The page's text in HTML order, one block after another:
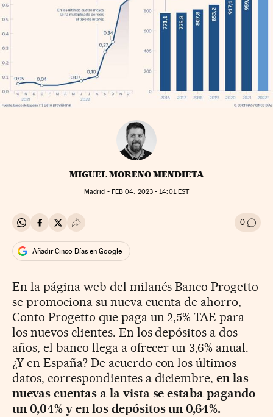
MIGUEL MORENO MENDIETA
Madrid - FEB 04, 2023 - 14:01EST
Compartir en Whatsapp
Compartir en Facebook
Compartir en Twitter
Desplegar Redes Sociales 0 Ir a
Añadir Cinco Días en Google
En la página web del milanés Banco Progetto
se promociona su nueva cuenta de ahorro,
Conto Progetto que paga un 2,5% TAE para
los nuevos clientes. En los depósitos a dos
años, el banco llega a ofrecer un 3,6% anual.
¿Y en España? De acuerdo con los últimos
datos, correspondientes a diciembre,en las
nuevas cuentas a la vista se estaba pagando
un 0,04% y en los depósitos un 0,64%.